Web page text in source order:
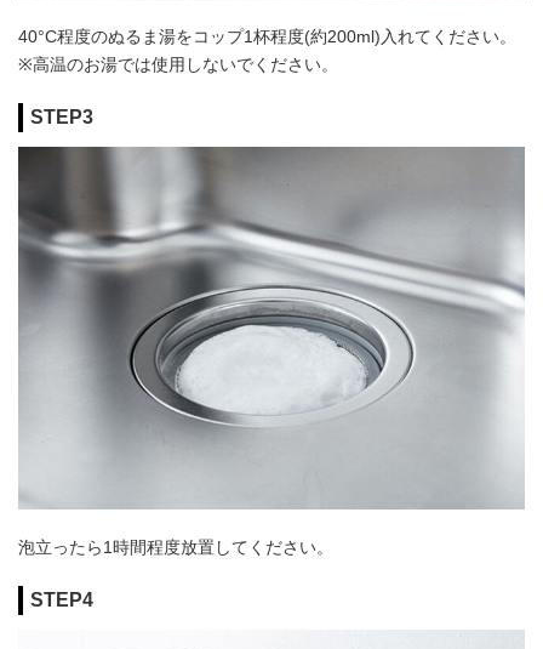
40°C程度のぬるま湯をコップ1杯程度(約200ml)入れてください。
※高温のお湯では使用しないでください。
STEP3
泡立ったら1時間程度放置してください。
STEP4